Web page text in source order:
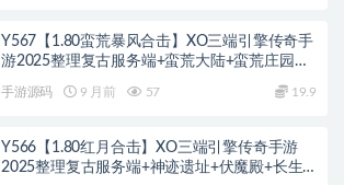
Y567【1.80蛮荒暴风合击】XO三端引擎传奇手
游2025整理复古服务端+蛮荒大陆+蛮荒庄园
手游源码 9 月前 57 19.9
Y566【1.80红月合击】XO三端引擎传奇手游
2025整理复古服务端+神迹遗址+伏魔殿+长生